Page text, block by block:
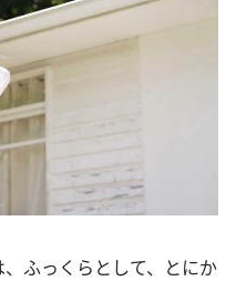
ふっくらとして、とにか